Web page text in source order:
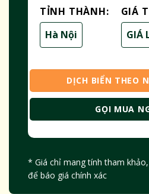
TỈNH THÀNH:
Hà Nội
GIÁ
GIÁ
DỊCH BIỂN THEO
GỌI MUA
* Giá chỉ mang tính tham
để báo giá chính xác